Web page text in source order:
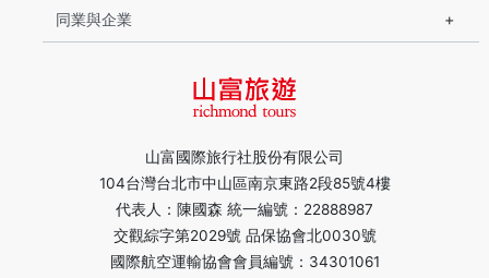
山富國際旅行社股份有限公司
104台灣台北市中山區南京東路2段85號4樓
代表人：陳國森 統一編號：22888987
交觀綜字第2029號 品保協會北0030號
國際航空運輸協會會員編號：34301061
同業與企業